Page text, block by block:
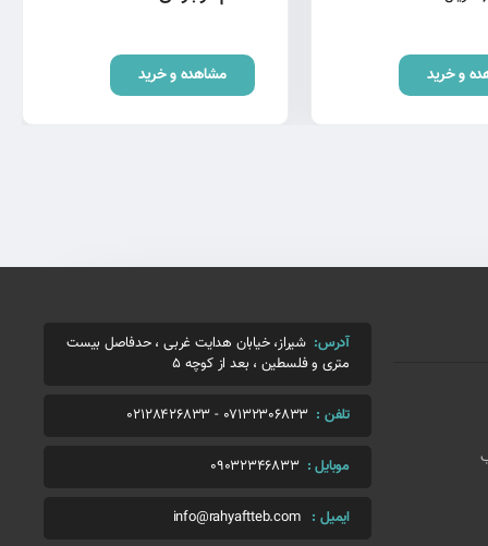
و خرید مشاهده و خرید
آدرس: شیراز، خیابان هدایت غربی ، حدفاصل بیست
متری و فلسطین ، بعد از کوچه 5
تلفن : 07132306833
-
02128426833
موبایل : 09032346833
ایمیل : info@rahyaftteb.com